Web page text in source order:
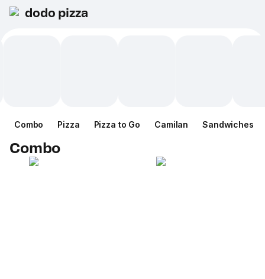
dodo pizza
Combo Pizza Pizza to Go Camilan Sandwiches
Combo